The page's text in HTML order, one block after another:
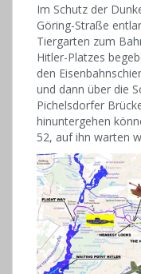
Im Schutz der
Göring-Straße
Tiergarten zum
Hitler-Platzes
den
und dann über die
Pichelsdorfer
hinuntergehen
52, auf ihn warten